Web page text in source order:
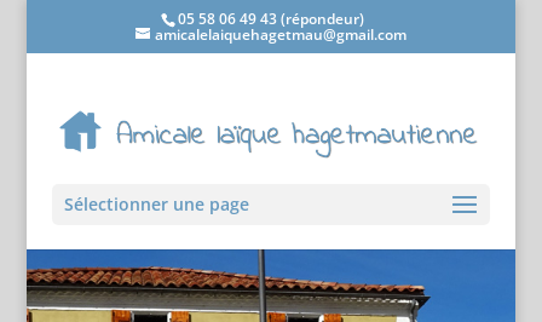
05 58 06 49 43 (répondeur)
amicalelaiquehagetmau@gmail.com
Sélectionner une page